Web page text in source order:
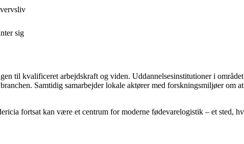
sig
til kvalificeret arbejdskraft og viden. Uddannelsesinstitutioner i
Samtidig samarbejder lokale aktører med forskningsmiljøer om
fortsat kan være et centrum for moderne fødevarelogistik – et sted,